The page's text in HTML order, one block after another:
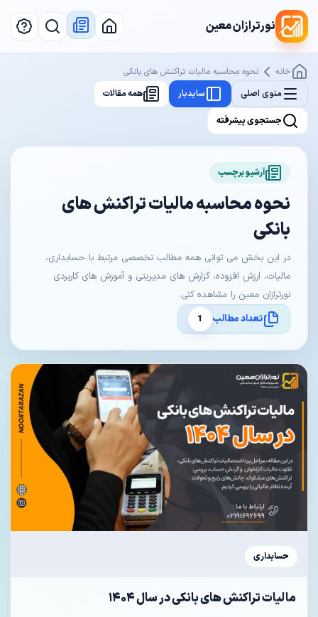
نورترازان معین
خانه
نحوه محاسبه مالیات تراکنش های بانکی
منوی اصلی
سایدبار همه مقالات
جستجوی پیشرفته
آرشیو برچسب
نحوه محاسبه مالیات تراکنش های
بانکی
در این بخش می توانی همه مطالب تخصصی مرتبط با حسابداری،
مالیات، ارزش افزوده، گزارش های مدیریتی و آموزش های کاربردی
نورترازان معین را مشاهده کنی.
تعداد مطالب
1
حسابداری
مالیات تراکنش های بانکی در سال ۱۴۰۴